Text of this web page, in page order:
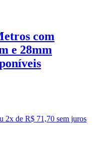
com
e 28mm
2x de R$ 71,70 sem juros